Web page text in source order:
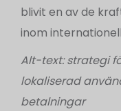
blivit en av de
inom
Alt-text: strategi
lokaliserad
betalningar